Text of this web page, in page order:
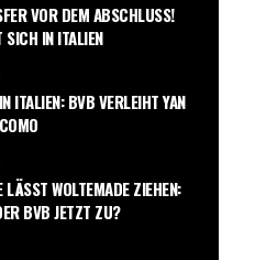
VOR DEM ABSCHLUSS!
SICH IN ITALIEN
ITALIEN: BVB VERLEIHT YAN
LÄSST WOLTEMADE ZIEHEN:
BVB JETZT ZU?